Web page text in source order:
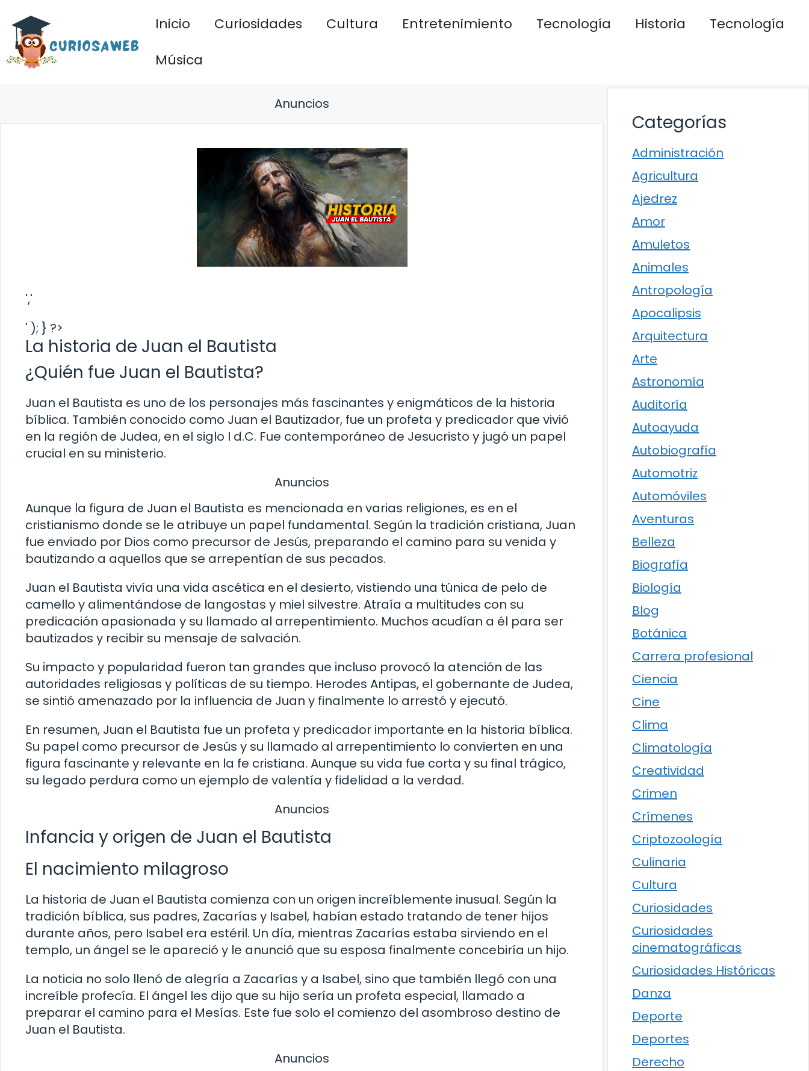
contenido
Inicio Curiosidades Cultura Entretenimiento Tecnología Historia
Tecnología
Música
Anuncios
','
' ); } ?>
La historia de Juan el Bautista
¿Quién fue Juan el Bautista?
Juan el Bautista es uno de los personajes más fascinantes y enigmáticos de la historia
bíblica. También conocido como Juan el Bautizador, fue un profeta y predicador que vivió
en la región de Judea, en el siglo I d.C. Fue contemporáneo de Jesucristo y jugó un papel
crucial en su ministerio.
Anuncios
Aunque la figura de Juan el Bautista es mencionada en varias religiones, es en el
cristianismo donde se le atribuye un papel fundamental. Según la tradición cristiana, Juan
fue enviado por Dios como precursor de Jesús, preparando el camino para su venida y
bautizando a aquellos que se arrepentían de sus pecados.
Juan el Bautista vivía una vida ascética en el desierto, vistiendo una túnica de pelo de
camello y alimentándose de langostas y miel silvestre. Atraía a multitudes con su
predicación apasionada y su llamado al arrepentimiento. Muchos acudían a él para ser
bautizados y recibir su mensaje de salvación.
Su impacto y popularidad fueron tan grandes que incluso provocó la atención de las
autoridades religiosas y políticas de su tiempo. Herodes Antipas, el gobernante de Judea,
se sintió amenazado por la influencia de Juan y finalmente lo arrestó y ejecutó.
En resumen, Juan el Bautista fue un profeta y predicador importante en la historia bíblica.
Su papel como precursor de Jesús y su llamado al arrepentimiento lo convierten en una
figura fascinante y relevante en la fe cristiana. Aunque su vida fue corta y su final trágico,
su legado perdura como un ejemplo de valentía y fidelidad a la verdad.
Anuncios
Infancia y origen de Juan el Bautista
El nacimiento milagroso
La historia de Juan el Bautista comienza con un origen increíblemente inusual. Según la
tradición bíblica, sus padres, Zacarías y Isabel, habían estado tratando de tener hijos
durante años, pero Isabel era estéril. Un día, mientras Zacarías estaba sirviendo en el
templo, un ángel se le apareció y le anunció que su esposa finalmente concebiría un hijo.
La noticia no solo llenó de alegría a Zacarías y a Isabel, sino que también llegó con una
increíble profecía. El ángel les dijo que su hijo sería un profeta especial, llamado a
preparar el camino para el Mesías. Este fue solo el comienzo del asombroso destino de
Juan el Bautista.
Anuncios
Categorías
Administración
Agricultura
Ajedrez
Amor
Amuletos
Animales
Antropología
Apocalipsis
Arquitectura
Arte
Astronomía
Auditoría
Autoayuda
Autobiografía
Automotriz
Automóviles
Aventuras
Belleza
Biografía
Biología
Blog
Botánica
Carrera profesional
Ciencia
Cine
Clima
Climatología
Creatividad
Crimen
Crímenes
Criptozoología
Culinaria
Cultura
Curiosidades
Curiosidades
cinematográficas
Curiosidades Históricas
Danza
Deporte
Deportes
Derecho